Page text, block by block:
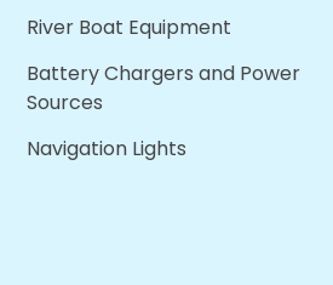
River Boat Equipment
Battery Chargers and Power
Sources
Navigation Lights